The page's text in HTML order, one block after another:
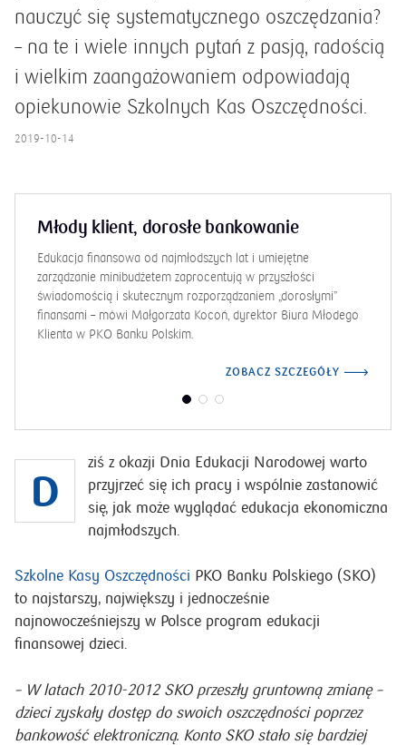
nauczyć się systematycznego oszczędzania?
– na te i wiele innych pytań z pasją, radością
i wielkim zaangażowaniem odpowiadają
opiekunowie Szkolnych Kas Oszczędności.
2019-10-14
D
ziś z okazji Dnia Edukacji Narodowej warto
przyjrzeć się ich pracy i wspólnie zastanowić
się, jak może wyglądać edukacja ekonomiczna
najmłodszych.
Szkolne Kasy Oszczędności
to najstarszy, największy i jednocześnie
najnowocześniejszy w Polsce program edukacji
finansowej dzieci.
Nowoczesne SKO – jak się zabrać do
oszczędzania?
Nowoczesne SKO – jak się zabrać do oszczędzania? PKO Bank
Polski jako jedyny na polskim rynku bankowym posiada
unikalny, innowacyjny i kompleksowy program edukacji
finansowej dla dzieci. Najmłodsi mogą się uczyć zarządzania
Oszczędności (SKO). Robiły to kiedyś takie znane osoby jak
Kayah, Tomasz Karolak czy Tomasz Kammel. To chyba świetna
ZOBACZ SZCZEGÓŁY